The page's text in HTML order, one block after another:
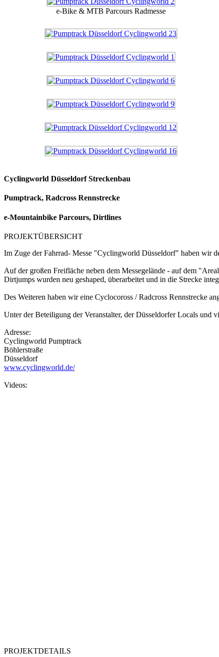
e-Bike & MTB Parcours Radmesse
Cyclingworld Düsseldorf Streckenbau
Pumptrack, Radcross Rennstrecke
e-Mountainbike Parcours, Dirtlines
PROJEKTÜBERSICHT
Im Zuge der Fahrrad- Messe "Cyclingworld Düsseldorf" haben wir
Auf der großen Freifläche neben dem Messegelände - auf dem
Dirtjumps wurden neu geshaped, überarbeitet und in die Strecke
Des Weiteren haben wir eine Cyclocoross / Radcross Rennstrecke
Unter der Beteiligung der Veranstalter, der Düsseldorfer Locals
Adresse:
Cyclingworld Pumptrack
Böhlerstraße
Düsseldorf
www.cyclingworld.de/
Videos:
PROJEKTDETAILS